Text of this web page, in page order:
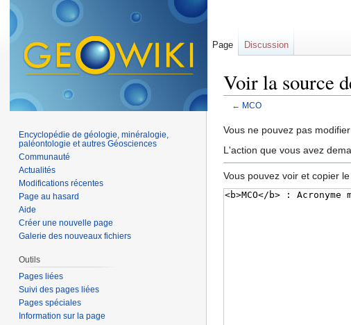
Voir la source
← MCO
Vous ne pouvez pas
L'action que vous avez
Vous pouvez voir et copier
Page Discussion
Encyclopédie de géologie, minéralogie,
paléontologie et autres Géosciences
Communauté
Actualités
Modifications récentes
Page au hasard
Aide
Créer une nouvelle page
Galerie des nouveaux fichiers
Outils
Pages liées
Suivi des pages liées
Pages spéciales
Information sur la page